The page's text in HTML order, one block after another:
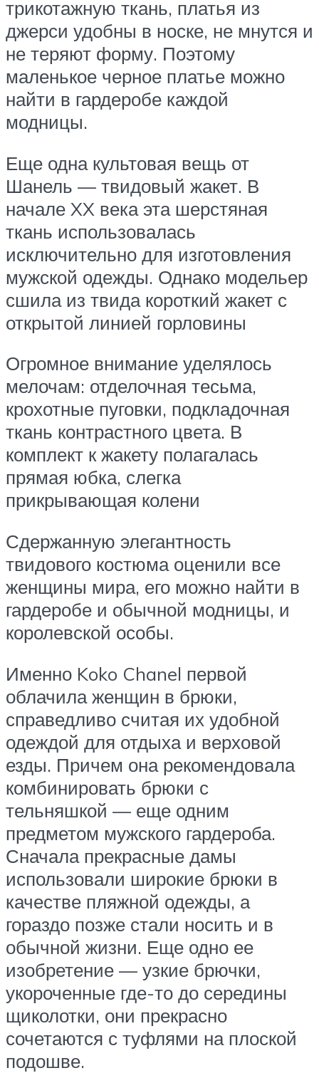
трикотажную ткань, платья из
джерси удобны в носке, не мнутся и
не теряют форму. Поэтому
маленькое черное платье можно
найти в гардеробе каждой
модницы.
Еще одна культовая вещь от
Шанель — твидовый жакет. В
начале XX века эта шерстяная
ткань использовалась
исключительно для изготовления
мужской одежды. Однако модельер
сшила из твида короткий жакет с
открытой линией горловины
Огромное внимание уделялось
мелочам: отделочная тесьма,
крохотные пуговки, подкладочная
ткань контрастного цвета. В
комплект к жакету полагалась
прямая юбка, слегка
прикрывающая колени
Сдержанную элегантность
твидового костюма оценили все
женщины мира, его можно найти в
гардеробе и обычной модницы, и
королевской особы.
Именно Koko Chanel первой
облачила женщин в брюки,
справедливо считая их удобной
одеждой для отдыха и верховой
езды. Причем она рекомендовала
комбинировать брюки с
тельняшкой — еще одним
предметом мужского гардероба.
Сначала прекрасные дамы
использовали широкие брюки в
качестве пляжной одежды, а
гораздо позже стали носить и в
обычной жизни. Еще одно ее
изобретение — узкие брючки,
укороченные где-то до середины
щиколотки, они прекрасно
сочетаются с туфлями на плоской
подошве.